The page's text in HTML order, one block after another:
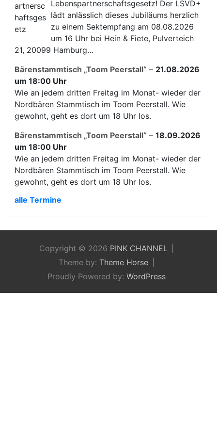
Lebenspartnerschaftsgesetz! Der LSVD+
lädt anlässlich dieses Jubiläums herzlich
zu einem Sektempfang am 08.08.2026
um 16 Uhr bei Hein & Fiete, Pulverteich
21, 20099 Hamburg…
Bärenstammtisch „Toom Peerstall“ – 21.08.2026
um 18:00 Uhr
Wie an jedem dritten Freitag im Monat- wieder der
Nordbären Stammtisch im Toom Peerstall. Wie
gewohnt, geht es dort um 18 Uhr los.
Bärenstammtisch „Toom Peerstall“ – 18.09.2026
um 18:00 Uhr
Wie an jedem dritten Freitag im Monat- wieder der
Nordbären Stammtisch im Toom Peerstall. Wie
gewohnt, geht es dort um 18 Uhr los.
alle Termine
Copyright © 2026 PINK CHANNEL
Theme by: Theme Horse
Proudly Powered by: WordPress